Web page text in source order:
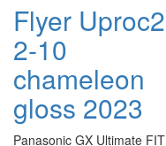
Flyer Uproc2
2-10
chameleon
gloss 2023
Panasonic GX Ultimate FIT